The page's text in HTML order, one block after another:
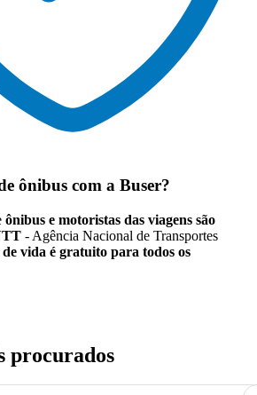
ônibus com a Buser?
ônibus e motoristas das viagens são
- Agência Nacional de Transportes
de vida é gratuito para todos os
procurados